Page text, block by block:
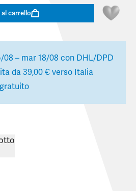
carrello
08 – mar 18/08 con DHL/DPD
da 39,00 € verso Italia